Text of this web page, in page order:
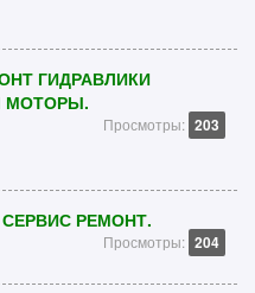
ГИДРАВЛИКИ
МОТОРЫ.
Просмотры: 203
СЕРВИС РЕМОНТ.
Просмотры: 204